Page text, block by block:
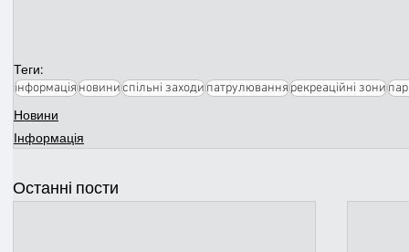
Теги:
інформаціяновиниспільні заходипатрулюваннярекреаційні зони
Новини
Інформація
Останні пости